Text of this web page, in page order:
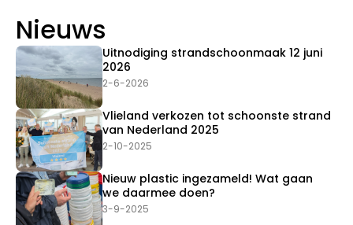
Nieuws
Uitnodiging strandschoonmaak 12 juni
2026
2-6-2026
Vlieland verkozen tot schoonste strand
van Nederland 2025
2-10-2025
Nieuw plastic ingezameld! Wat gaan
we daarmee doen?
3-9-2025